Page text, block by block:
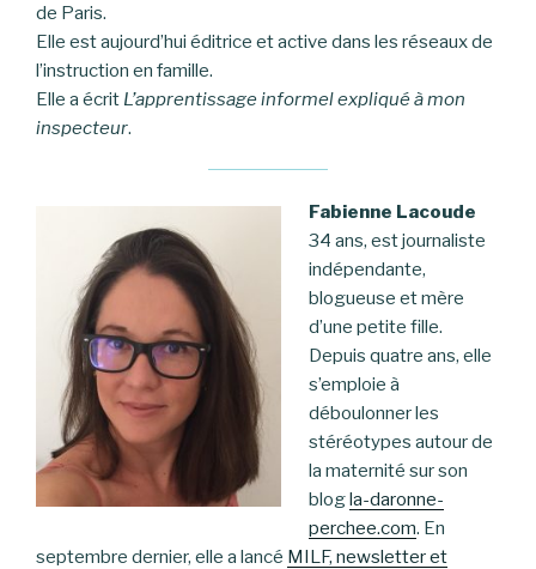
de Paris.
Elle est aujourd’hui éditrice et active dans les réseaux de
l’instruction en famille.
Elle a écrit L’apprentissage informel expliqué à mon
inspecteur.
Fabienne Lacoude
34 ans, est journaliste
indépendante,
blogueuse et mère
d’une petite fille.
Depuis quatre ans, elle
s’emploie à
déboulonner les
stéréotypes autour de
la maternité sur son
blogla-daronne-
perchee.com. En
septembre dernier, elle a lancé MILF, newsletter et